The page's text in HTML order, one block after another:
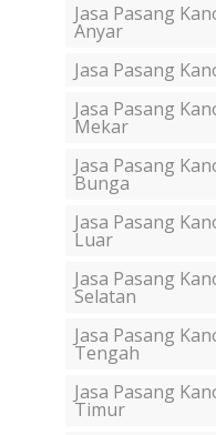
Jasa Pasang
Anyar
Jasa Pasang
Jasa Pasang
Mekar
Jasa Pasang
Bunga
Jasa Pasang
Luar
Jasa Pasang
Selatan
Jasa Pasang
Tengah
Jasa Pasang
Timur